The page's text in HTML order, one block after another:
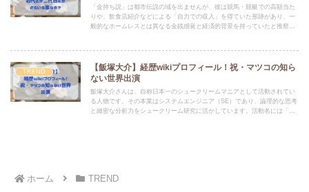
「金持ち説」は都市伝説の域を出ませんが、彼は競馬・競艇での高額当た
りや、飲食店紹介などによる「自力での収入」を得ていた形跡があり、一
般的なホームレスとは異なる金銭感覚と経済的背景を持っていたと推察さ
TREND
【飯塚大介】経歴wikiプロフィール！祝・マツコの知ら
ない世界出演
飯塚大介さんは、自称日本一のシュークリームマニアとして活動されてい
る人物です。その本業はシステムエンジニア（SE）であり、論理的な思考
と緻密な分析力をシュークリーム研究に活かしています。活動名には「シ
ホーム TREND